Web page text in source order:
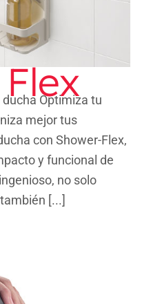
Optimiza tu
mejor tus
con Shower-Flex,
y funcional de
no solo
[...]